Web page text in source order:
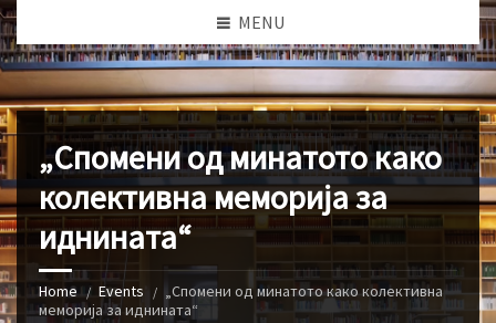
MENU
„Спомени од минатото како
колективна меморија за
иднината“
Home Events
„Спомени од минатото како колективна
меморија за иднината“